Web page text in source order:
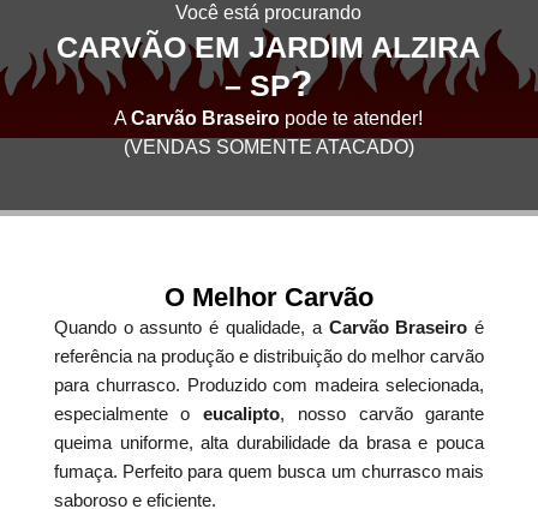
Você está procurando
CARVÃO EM JARDIM ALZIRA
– SP?
ACarvão Braseiro pode te atender!
(VENDAS SOMENTE ATACADO)
O Melhor Carvão
Quando o assunto é qualidade, a Carvão Braseiro é
referência na produção e distribuição do melhor carvão
para churrasco. Produzido com madeira selecionada,
especialmente oeucalipto, nosso carvão garante
queima uniforme, alta durabilidade da brasa e pouca
fumaça. Perfeito para quem busca um churrasco mais
saboroso e eficiente.